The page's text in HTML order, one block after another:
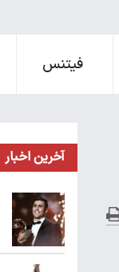
فیتنس
آخرین اخبار